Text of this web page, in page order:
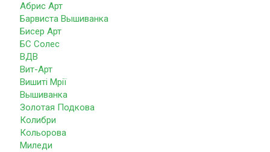
Абрис Арт
Барвиста Вышиванка
Бисер Арт
БС Солес
ВДВ
Вит-Арт
Вишиті Мрії
Вышиванка
Золотая Подкова
Колибри
Кольорова
Миледи